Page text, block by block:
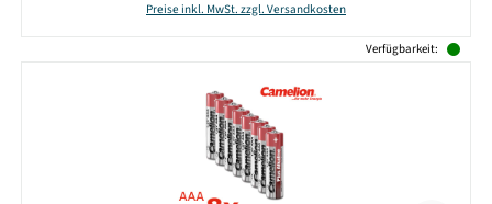
Preise inkl. MwSt. zzgl. Versandkosten
Verfügbarkeit: